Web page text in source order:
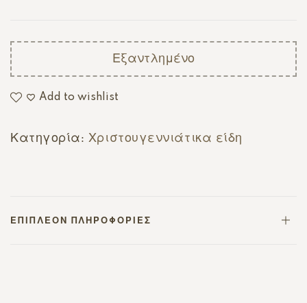
Εξαντλημένο
Add to wishlist
Κατηγορία: Χριστουγεννιάτικα είδη
ΕΠΙΠΛΈΟΝ ΠΛΗΡΟΦΟΡΊΕΣ